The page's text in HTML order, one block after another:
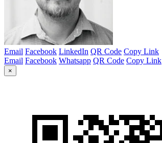
Email Facebook LinkedIn QR Code Copy Link
Email Facebook Whatsapp QR Code Copy Link
×